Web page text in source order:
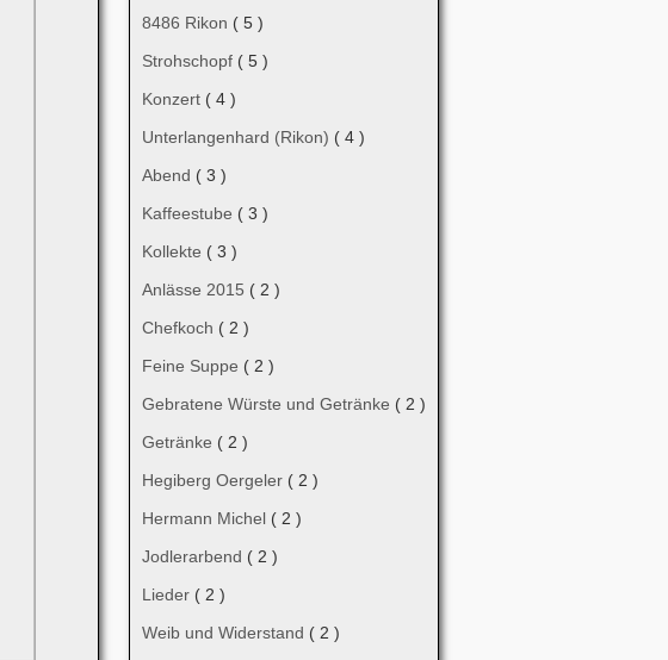
8486 Rikon ( 5 )
Strohschopf ( 5 )
Konzert ( 4 )
Unterlangenhard (Rikon) ( 4 )
Abend ( 3 )
Kaffeestube ( 3 )
Kollekte ( 3 )
Anlässe 2015 ( 2 )
Chefkoch ( 2 )
Feine Suppe ( 2 )
Gebratene Würste und Getränke ( 2 )
Getränke ( 2 )
Hegiberg Oergeler ( 2 )
Hermann Michel ( 2 )
Jodlerarbend ( 2 )
Lieder ( 2 )
Weib und Widerstand ( 2 )